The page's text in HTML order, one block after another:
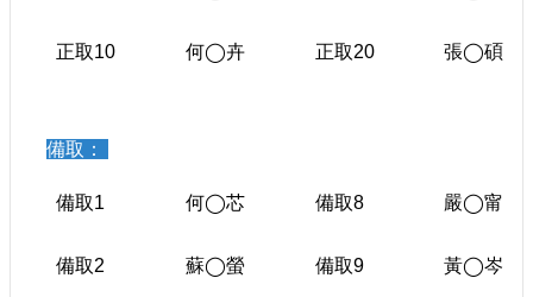
正取10 何◯卉 正取20 張◯碩
備取：
備取1 何◯芯 備取8 嚴◯甯
備取2 蘇◯螢 備取9 黃◯岑